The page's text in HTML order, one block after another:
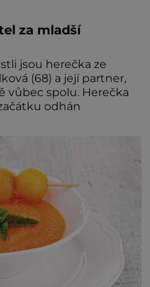
za mladší
jsou herečka ze
(68) a její partner,
spolu. Herečka
odhán